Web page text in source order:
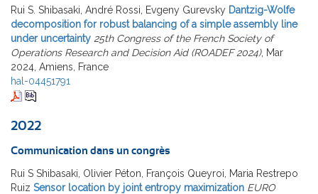
Rui S. Shibasaki, André Rossi, Evgeny Gurevsky Dantzig-Wolfe
decomposition for robust balancing of a simple assembly line
under uncertainty 25th Congress of the French Society of
Operations Research and Decision Aid (ROADEF 2024), Mar
2024, Amiens, France
hal-04451791
2022
Communication dans un congrès
Rui S Shibasaki, Olivier Péton, François Queyroi, Maria Restrepo
Ruiz Sensor location by joint entropy maximization EURO